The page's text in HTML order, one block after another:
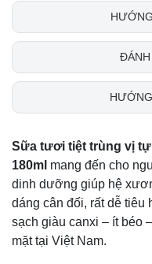
ĐÁNH
Sữa tươi tiệt trùng vị
180ml mang đến cho
dinh dưỡng giúp hệ
dáng cân đối, rất dễ
sạch giàu canxi – ít béo
mặt tại Việt Nam.